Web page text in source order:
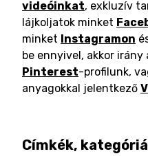
videóinkat, exkluzív
lájkoljatok minket
minket Instagramon
be ennyivel, akkor
Pinterest-profilunk,
anyagokkal jelentkező
Címkék,